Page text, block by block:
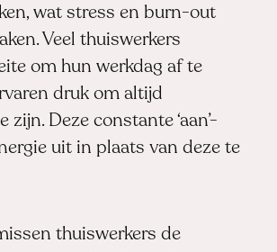
wat stress en burn-out
Veel thuiswerkers
om hun werkdag af te
druk om altijd
zijn. Deze constante ‘aan’-
uit in plaats van deze te
thuiswerkers de